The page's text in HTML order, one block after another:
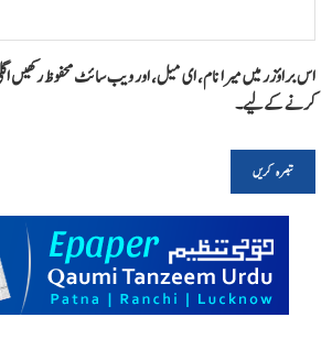
اس براؤزر میں میرا نام، ای میل، اور ویب سائٹ محفوظ رکھیں
کرنے کےلیے۔